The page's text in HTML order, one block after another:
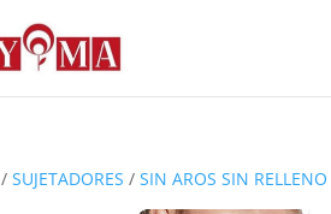
/SUJETADORES /SIN AROS SIN RELLENO